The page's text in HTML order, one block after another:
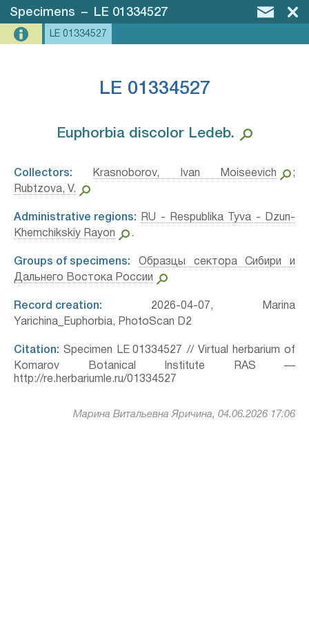
Specimens – LE 01334527
LE 01334527
LE 01334527
Euphorbia discolor Ledeb.⁣
Collectors: Krasnoborov, Ivan Moiseevich
;
Rubtzova, V.
Administrative regions:
RU - Respublika Tyva - Dzun-
Khemchikskiy Rayon
.
Groups of specimens:
Образцы сектора Сибири и
Дальнего Востока России
Record creation: 2026-04-07, Marina
Yarichina_Euphorbia, PhotoScan D2
Citation: Specimen LE 01334527 // Virtual herbarium of
Komarov Botanical Institute RAS —
http://re.herbariumle.ru/01334527
Марина Витальевна Яричина, 04.06.2026 17:06